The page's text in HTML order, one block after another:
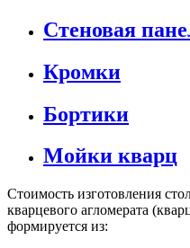
Стеновая
Кромки
Бортики
Мойки кварц
Стоимость изготовления
кварцевого агломерата
формируется из: